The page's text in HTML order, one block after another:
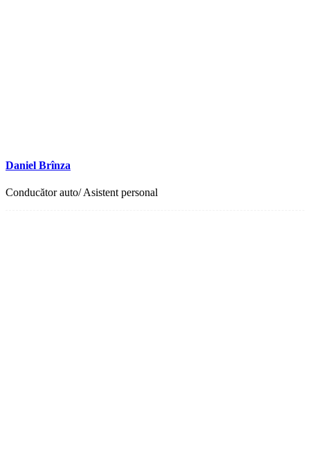
Daniel Brînza
Conducător auto/ Asistent personal